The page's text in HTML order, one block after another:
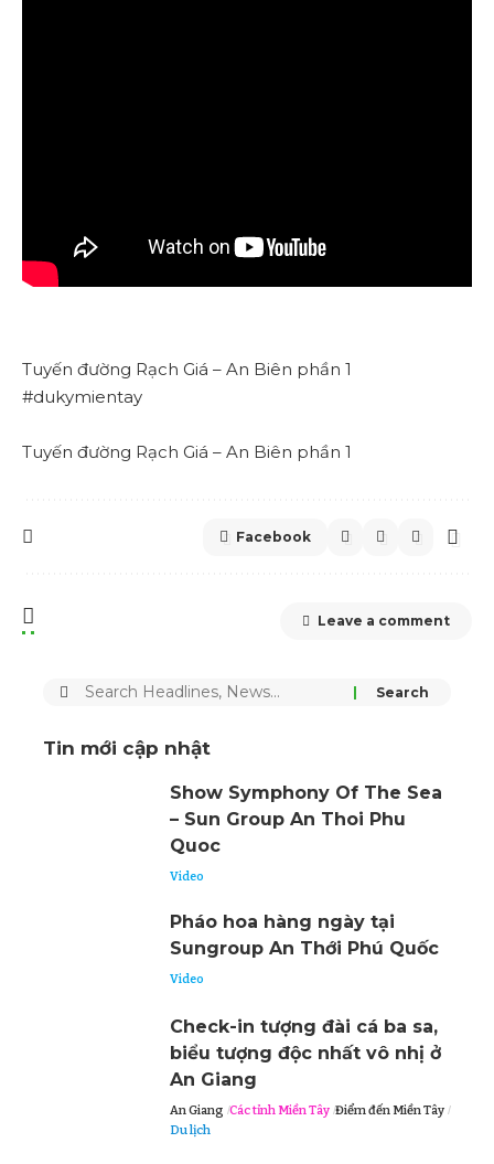
Tuyến đường Rạch Giá – An Biên phần 1
#dukymientay
Tuyến đường Rạch Giá – An Biên phần 1
Facebook
Leave a comment
Search
Tin mới cập nhật
Show Symphony Of The Sea
– Sun Group An Thoi Phu
Quoc
Video
Pháo hoa hàng ngày tại
Sungroup An Thới Phú Quốc
Video
Check-in tượng đài cá ba sa,
biểu tượng độc nhất vô nhị ở
An Giang
An Giang Các tỉnh Miền Tây Điểm đến Miền Tây
Du lịch